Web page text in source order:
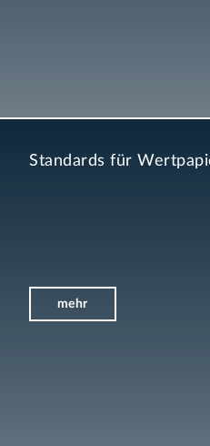
Standards für
mehr